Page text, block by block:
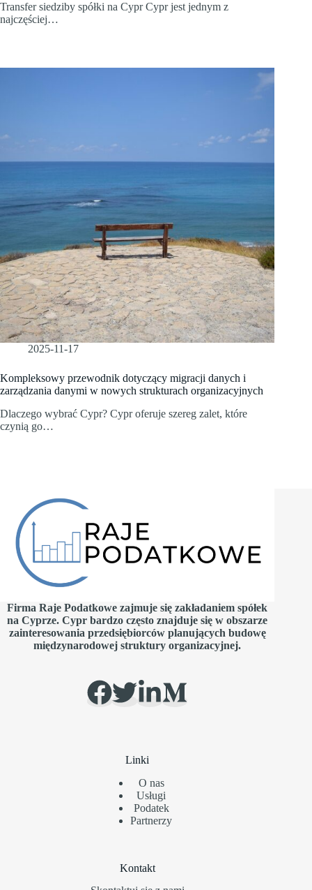
Transfer siedziby spółki na Cypr Cypr jest jednym z
najczęściej…
2025-11-17
Kompleksowy przewodnik dotyczący migracji danych i
zarządzania danymi w nowych strukturach organizacyjnych
Dlaczego wybrać Cypr? Cypr oferuje szereg zalet, które
czynią go…
Firma Raje Podatkowe zajmuje się zakładaniem spółek
na Cyprze. Cypr bardzo często znajduje się w obszarze
zainteresowania przedsiębiorców planujących budowę
międzynarodowej struktury organizacyjnej.
Linki
O nas
Usługi
Podatek
Partnerzy
Kontakt